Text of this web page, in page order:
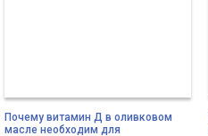
Почему витамин Д в оливковом
масле необходим для